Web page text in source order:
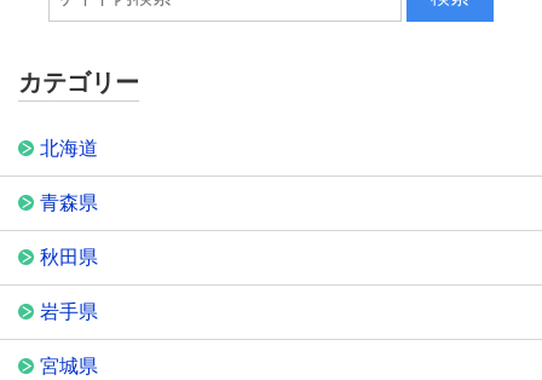
カテゴリー
北海道
青森県
秋田県
岩手県
宮城県